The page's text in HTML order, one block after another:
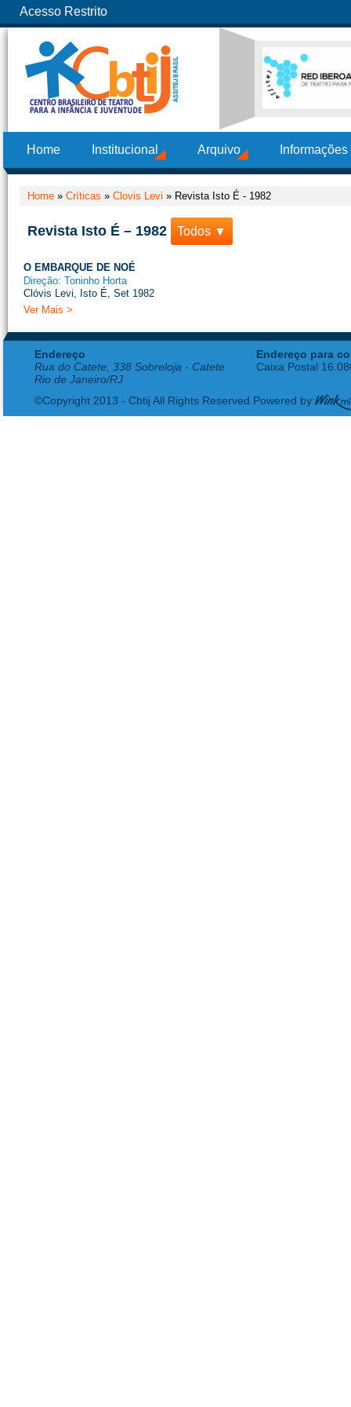
Acesso Restrito
Home Institucional Arquivo
Home » Críticas » Clovis Levi » Revista Isto É - 1982
Revista Isto É – 1982 Todos ▼
O EMBARQUE DE NOÉ
Direção: Toninho Horta
Clóvis Levi, Isto É, Set 1982
Ver Mais >
Endereço
Rua do Catete, 338 Sobreloja - Catete
Rio de Janeiro/RJ
Endereço para
Caixa Postal
©Copyright 2013 - Cbtij All Rights Reserved Powered by: